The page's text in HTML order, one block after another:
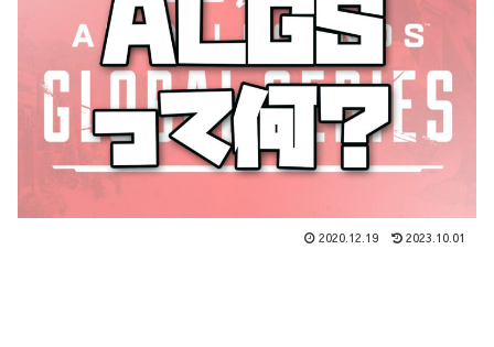
2020.12.19 2023.10.01